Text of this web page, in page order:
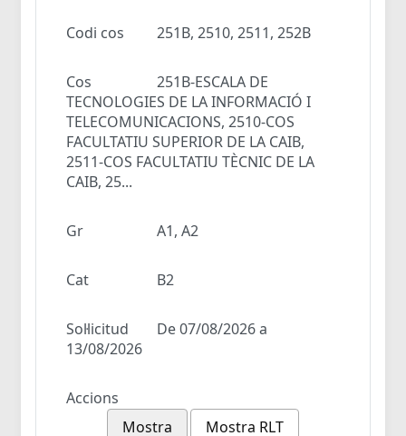
Codi cos 251B, 2510, 2511, 252B
Cos
251B-ESCALA DE
TECNOLOGIES DE LA INFORMACIÓ I
TELECOMUNICACIONS, 2510-COS
FACULTATIU SUPERIOR DE LA CAIB,
2511-COS FACULTATIU TÈCNIC DE LA
CAIB, 25...
Gr A1, A2
Cat B2
Sol·licitud
De 07/08/2026 a
13/08/2026
Accions
Mostra
Mostra RLT